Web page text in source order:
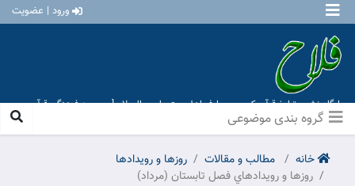
ورود | عضویت
پایگاه نشر و تبلیغ قرآن کریم و معارف اهل بیت علیهم السلام [ موسسه فرهنگی قرآن و
عترت منهاج عشق آباد ]
خانه مطالب و مقالات
روزها و رويدادها
روزها و رويدادهاي فصل تابستان (مرداد)